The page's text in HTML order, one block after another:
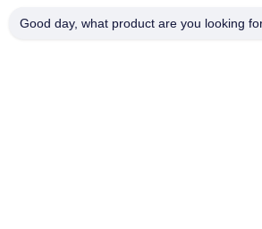
Good day, what product are you looking